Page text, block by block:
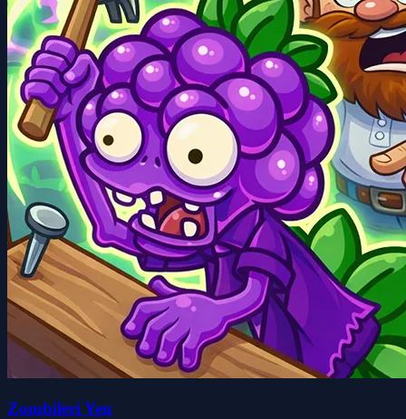
Zombileri Yen